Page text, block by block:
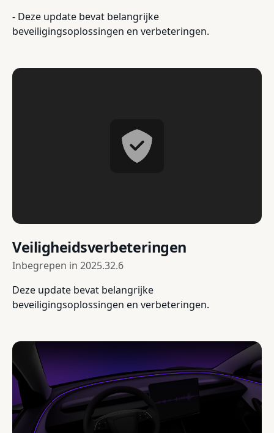
- Deze update bevat belangrijke
beveiligingsoplossingen en verbeteringen.
Veiligheidsverbeteringen
Inbegrepen in 2025.32.6
Deze update bevat belangrijke
beveiligingsoplossingen en verbeteringen.